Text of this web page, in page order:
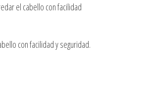
el cabello con facilidad
con facilidad y seguridad.